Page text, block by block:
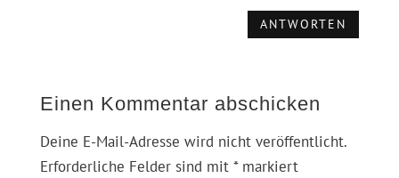
ANTWORTEN
Einen Kommentar abschicken
Deine E-Mail-Adresse wird nicht veröffentlicht.
Erforderliche Felder sind mit *markiert